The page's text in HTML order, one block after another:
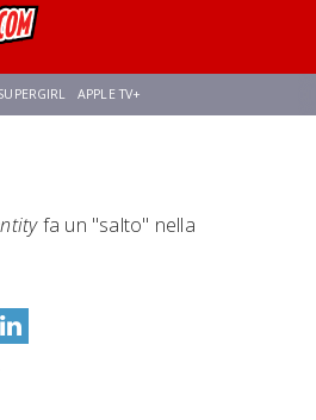
APPLE TV+
fa un "salto" nella